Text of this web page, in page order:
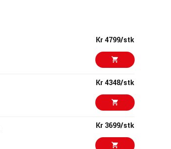
Kr 4799/stk
Kr 4348/stk
Kr 3699/stk